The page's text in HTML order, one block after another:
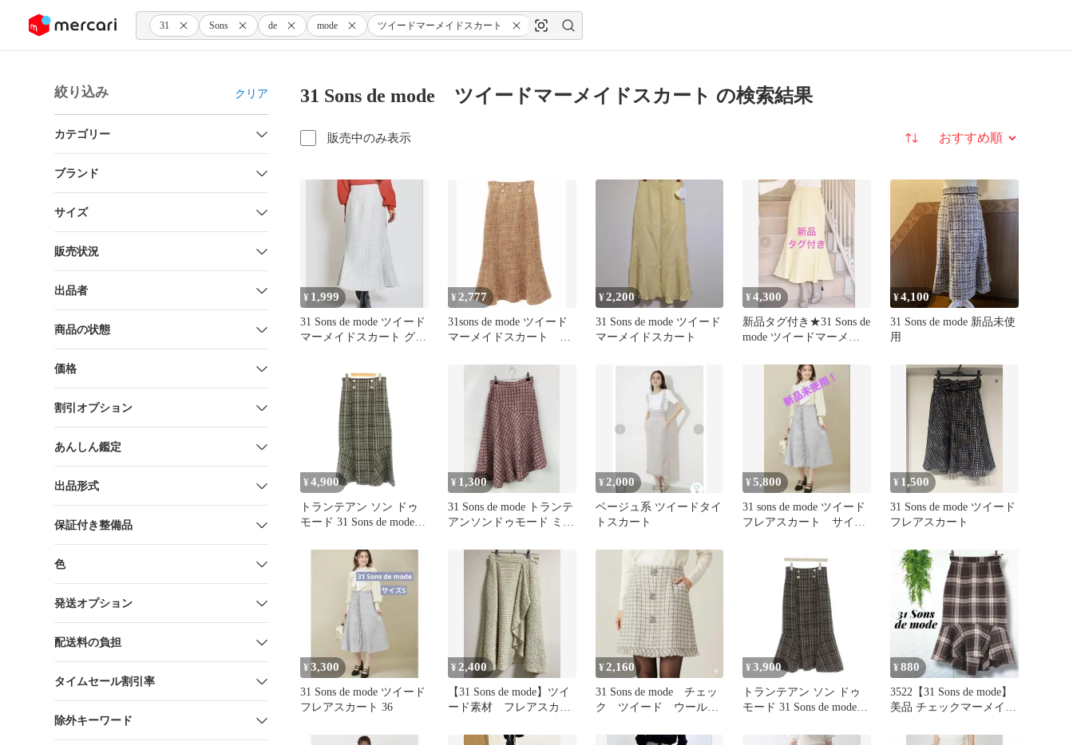
ツにスキップ 31 Sons de mode ツイードマーメイドスカート
絞り込み クリア
カテゴリー
ブランド
サイズ
販売状況
出品者
商品の状態
価格
割引オプション
あんしん鑑定
出品形式
保証付き整備品
色
発送オプション
配送料の負担
タイムセール割引率
除外キーワード
31 Sons de mode ツイードマーメイドスカート の検索結果
販売中のみ表示 並び替え
¥ 1,999
31 Sons de mode ツイード
マーメイドスカート グレ
¥ 2,777
31sons de mode ツイード
マーメイドスカート 新
¥2,200
31 Sons de mode ツイード
マーメイドスカート
¥4,300
新品タグ付き★31 Sons de
mode ツイードマーメイ
¥4,100
31 Sons de mode 新品未使
用
¥ 4,900
トランテアン ソン ドゥ
モード 31 Sons de mode
黒 ツイード ボタン装飾
¥ 1,300
31 Sons de mode トランテ
アンソンドゥモード ミモ
ンク レディース
¥ 2,000
ベージュ系 ツイードタイ
トスカート
¥5,800
31 sons de mode ツイード
フレアスカート サイズ
¥ 1,500
31 Sons de mode ツイード
フレアスカート
¥3,300
31 Sons de mode ツイード
フレアスカート 36
¥ 2,400
【31 Sons de mode】ツイ
ード素材 フレアスカー
¥2,160
31 Sons de mode チェッ
ク ツイード ウール
¥ 3,900
トランテアン ソン ドゥ
モード 31 Sons de mode
ツイード 総柄 ロング丈
¥880
3522【31 Sons de mode】
美品 チェックマーメイド